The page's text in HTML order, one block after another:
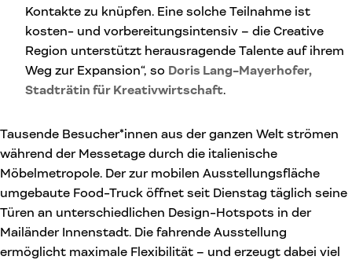
Kontakte zu knüpfen. Eine solche Teilnahme ist
kosten- und vorbereitungsintensiv – die Creative
Region unterstützt herausragende Talente auf ihrem
Weg zur Expansion“, so Doris Lang-Mayerhofer,
Stadträtin für Kreativwirtschaft.
Tausende Besucher*innen aus der ganzen Welt strömen
während der Messetage durch die italienische
Möbelmetropole. Der zur mobilen Ausstellungsfläche
umgebaute Food-Truck öffnet seit Dienstag täglich seine
Türen an unterschiedlichen Design-Hotspots in der
Mailänder Innenstadt. Die fahrende Ausstellung
ermöglicht maximale Flexibilität – und erzeugt dabei viel